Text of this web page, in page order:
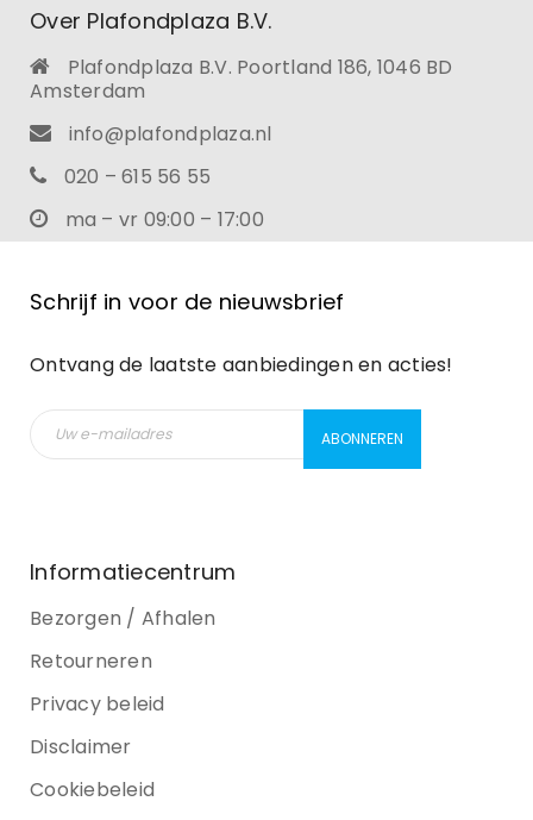
Over Plafondplaza B.V.
Plafondplaza B.V. Poortland 186, 1046 BD
Amsterdam
info@plafondplaza.nl
020 – 615 56 55
ma – vr 09:00 – 17:00
Schrijf in voor de nieuwsbrief
Ontvang de laatste aanbiedingen en acties!
Informatiecentrum
Bezorgen / Afhalen
Retourneren
Privacy beleid
Disclaimer
Cookiebeleid